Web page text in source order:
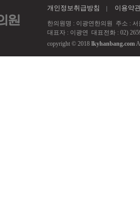
개인정보취급방침 이용약
한의원명 : 이광연한의원 주소 : 서
대표자 : 이광연 대표전화 : 02)
copyright © 2018 lkyhanbang.com